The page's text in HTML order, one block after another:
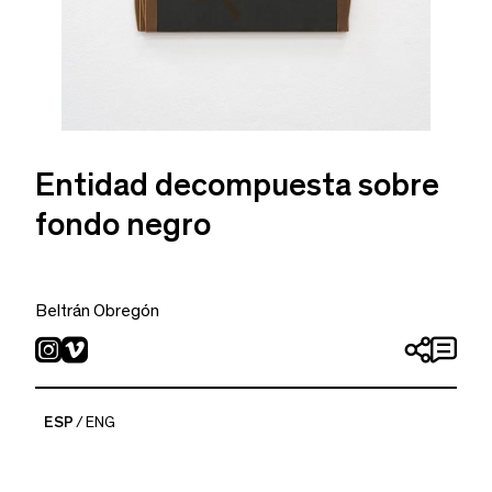
Entidad decompuesta sobre
fondo negro
Beltrán Obregón
2022
Óleo sobre lienzo
74 x 46 cm
ESP ENG